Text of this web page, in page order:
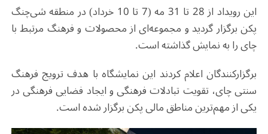
این رویداد از 28 تا 31 مه (7 تا 10 خرداد) در منطقه شی‌چنگ
پکن برگزار گردید و مجموعه‌ای از محصولات و فرهنگ مرتبط با
چای را به نمایش گذاشته است.
برگزارکنندگان اعلام کردند این نمایشگاه با هدف ترویج فرهنگ
سنتی چای، تقویت تبادلات فرهنگی و ایجاد فضایی فرهنگی در
یکی از مهم‌ترین مناطق مالی پکن برگزار شده است.